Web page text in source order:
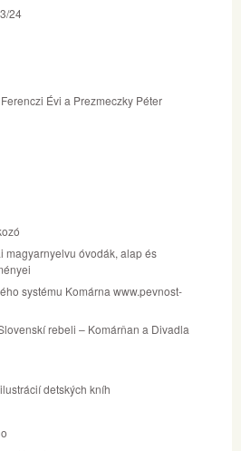
24
Évi a Prezmeczky Péter
magyarnyelvu óvodák, alap és
systému Komárna www.pevnost-
rebeli – Komárňan a Divadla
detských kníh